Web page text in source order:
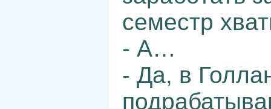
семестр
- А…
- Да, в